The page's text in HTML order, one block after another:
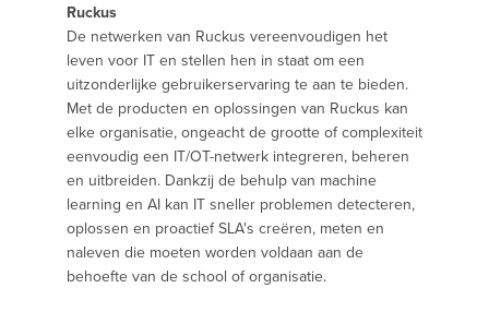
Ruckus
De netwerken van Ruckus vereenvoudigen het
leven voor IT en stellen hen in staat om een
uitzonderlijke gebruikerservaring te aan te bieden.
Met de producten en oplossingen van Ruckus kan
elke organisatie, ongeacht de grootte of complexiteit
eenvoudig een IT/OT-netwerk integreren, beheren
en uitbreiden. Dankzij de behulp van machine
learning en AI kan IT sneller problemen detecteren,
oplossen en proactief SLA's creëren, meten en
naleven die moeten worden voldaan aan de
behoefte van de school of organisatie.